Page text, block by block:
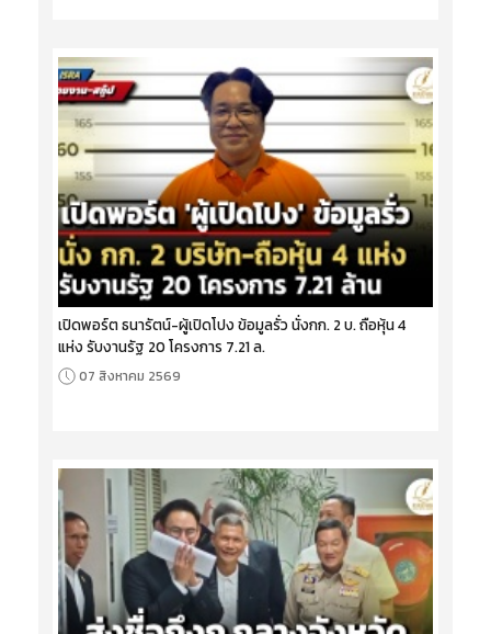
เปิดพอร์ต ธนารัตน์-ผู้เปิดโปง ข้อมูลรั่ว นั่งกก. 2 บ. ถือหุ้น 4
แห่ง รับงานรัฐ 20 โครงการ 7.21 ล.
07 สิงหาคม 2569